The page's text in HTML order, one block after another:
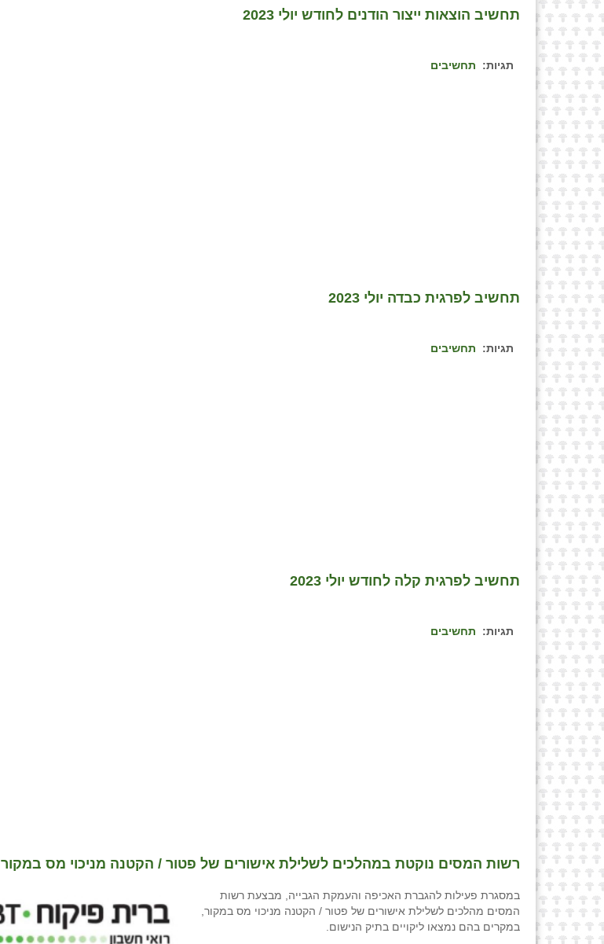
תחשיב הוצאות ייצור הודנים לחודש יולי 2023
תגיות: תחשיבים
תחשיב לפרגית כבדה יולי 2023
תגיות: תחשיבים
תחשיב לפרגית קלה לחודש יולי 2023
תגיות: תחשיבים
רשות המסים נוקטת במהלכים לשלילת אישורים של פטור / הקטנה מניכוי מס במקור
במסגרת פעילות להגברת האכיפה והעמקת הגבייה, מבצעת רשות
המסים מהלכים לשלילת אישורים של פטור / הקטנה מניכוי מס במקור,
במקרים בהם נמצאו ליקויים בתיק הנישום.